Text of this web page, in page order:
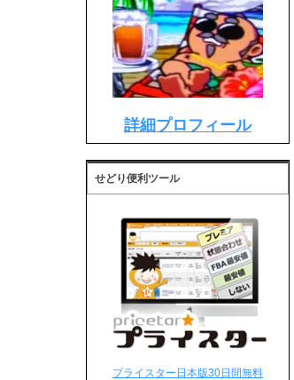
詳細プロフィール
せどり便利ツール
プライスター日本版30日間無料